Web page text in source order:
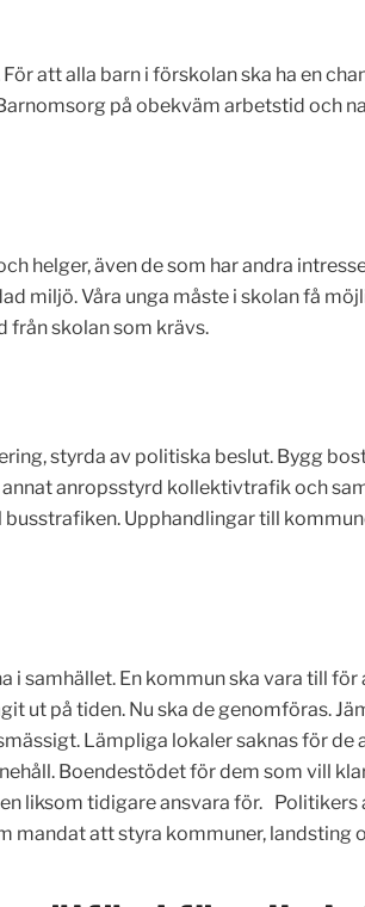
att alla barn i förskolan ska ha en
på obekväm arbetstid och
helger, även de som har andra
miljö. Våra unga måste i skolan få
från skolan som krävs.
styrda av politiska beslut. Bygg
anropsstyrd kollektivtrafik och
Upphandlingar till
samhället. En kommun ska vara till
ut på tiden. Nu ska de genomföras.
Lämpliga lokaler saknas för
Boendestödet för dem som vill
liksom tidigare ansvara för.
att styra kommuner, landsting